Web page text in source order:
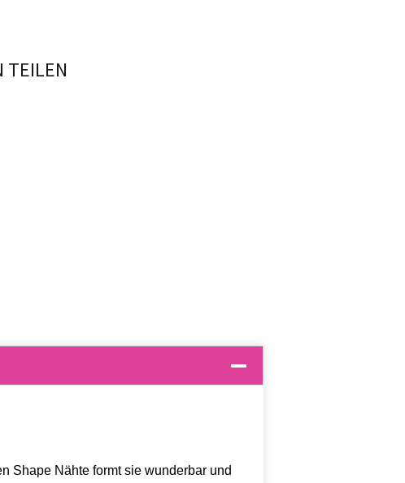
TEILEN
Shape Nähte formt sie wunderbar und